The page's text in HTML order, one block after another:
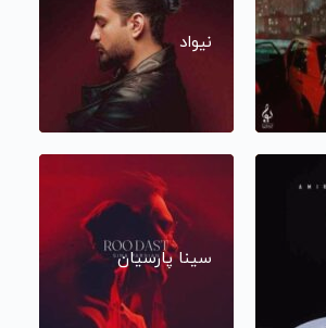
نیواد
سینا پارسیان